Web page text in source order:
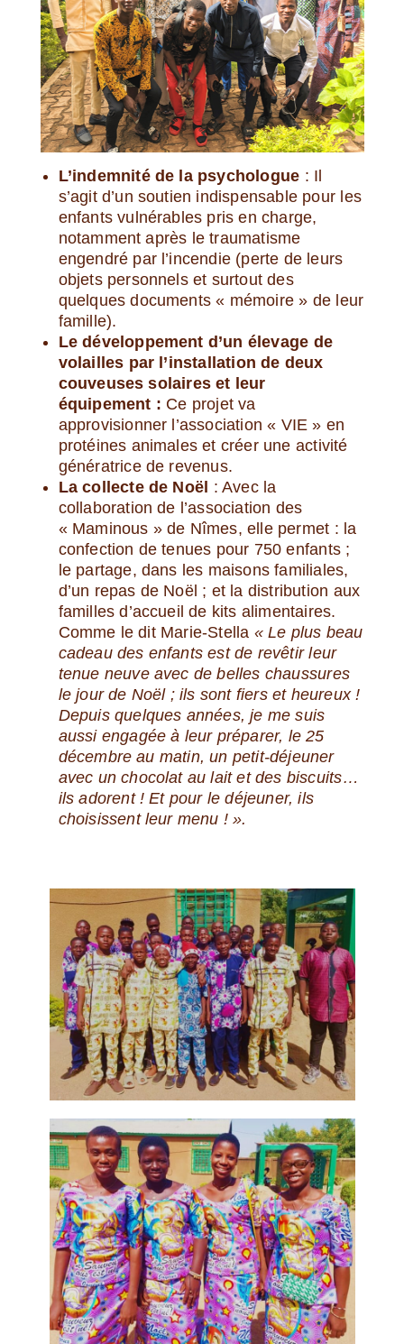
L’indemnité de la psychologue : Il
s’agit d’un soutien indispensable pour les
enfants vulnérables pris en charge,
notamment après le traumatisme
engendré par l’incendie (perte de leurs
objets personnels et surtout des
quelques documents « mémoire » de leur
famille).
Le développement d’un élevage de
volailles par l’installation de deux
couveuses solaires et leur
équipement : Ce projet va
approvisionner l’association « VIE » en
protéines animales et créer une activité
génératrice de revenus.
La collecte de Noël : Avec la
collaboration de l’association des
« Maminous » de Nîmes, elle permet : la
confection de tenues pour 750 enfants ;
le partage, dans les maisons familiales,
d’un repas de Noël ; et la distribution aux
familles d’accueil de kits alimentaires.
Comme le dit Marie-Stella « Le plus beau
cadeau des enfants est de revêtir leur
tenue neuve avec de belles chaussures
le jour de Noël ; ils sont fiers et heureux !
Depuis quelques années, je me suis
aussi engagée à leur préparer, le 25
décembre au matin, un petit-déjeuner
avec un chocolat au lait et des biscuits…
ils adorent ! Et pour le déjeuner, ils
choisissent leur menu ! ».